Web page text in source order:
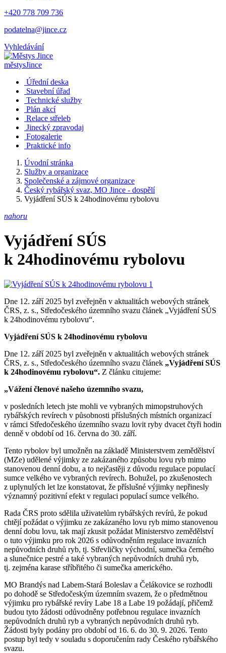
+420 778 709 736
podatelna@jince.cz
Vyhledávání
městysJince
Úřední deska
Stavební úřad
Technické služby
Plán akcí
Relace střeleb
Jinecký zpravodaj
Fotogalerie
Praktické info
Úvodní stránka
Služby a organizace
Společenské a zájmové organizace
Český rybářský svaz, MO Jince - dospělí
Vyjádření SÚS k 24hodinovému rybolovu
nahoru
Vyjádření SÚS
k 24hodinovému rybolovu
Dne 12. září 2025 byl zveřejněn v aktualitách webových stránek
ČRS, z. s., Středočeského územního svazu článek „Vyjádření SÚS
k 24hodinovému rybolovu“.
Vyjádření SÚS k 24hodinovému rybolovu
Dne 12. září 2025 byl zveřejněn v aktualitách webových stránek
ČRS, z. s., Středočeského územního svazu článek „Vyjádření SÚS
k 24hodinovému rybolovu“. Z článku citujeme:
„Vážení členové našeho územního svazu,
v posledních letech jste mohli ve vybraných mimopstruhových
rybářských revírech v působnosti příslušných místních organizací
v rámci Středočeského územního svazu lovit ryby dvacet čtyři hodin
denně v období od 16. června do 30. září.
Tento rybolov byl umožněn na základě Ministerstvem zemědělství
(MZe) udělené výjimky ze zakázaného způsobu lovu ryb mimo
stanovenou denní dobu, a to nejčastěji z důvodu regulace populací
sumce velkého ve vybraných revírech. Bohužel, po zkušenostech
z uplynulých let lze konstatovat, že příslušné výjimky nepřinesly
významný pozitivní efekt v regulaci populací sumce velkého.
Rada ČRS proto sdělila uživatelům rybářských revírů, že pokud
chtějí požádat o výjimku ze zakázaného lovu ryb mimo stanovenou
denní dobu lovu, tak mají zkusit požádat Ministerstvo zemědělství
o tuto výjimku pro rok 2026 s odůvodněním regulace invazních
nepůvodních druhů ryb, tj. Střevličky východní, sumečka černého
a slunečnice pestré a také vybraných nepůvodních druhů ryb,
tj. zejména karase stříbřitého či sumečka amerického.
MO Brandýs nad Labem-Stará Boleslav a Čelákovice se rozhodli
po dohodě se Středočeským územním svazem, že o předmětnou
výjimku pro rybářské revíry Labe 18 a Labe 19 požádají, přičemž
budou tyto žádosti odůvodněny potřebnou regulace invazních
nepůvodních druhů ryb a vybraných nepůvodních druhů ryb.
Žádosti byly podány pro období od 16. 6. do 30. 9. 2026. Tento
postup byl tedy v souladu s doporučením rady Českého rybářského
svazu.